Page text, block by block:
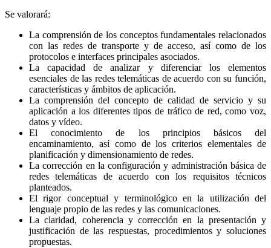
Se valorará:
La comprensión de los conceptos fundamentales relacionados
con las redes de transporte y de acceso, así como de los
protocolos e interfaces principales asociados.
La capacidad de analizar y diferenciar los elementos
esenciales de las redes telemáticas de acuerdo con su función,
características y ámbitos de aplicación.
La comprensión del concepto de calidad de servicio y su
aplicación a los diferentes tipos de tráfico de red, como voz,
datos y vídeo.
El conocimiento de los principios básicos del
encaminamiento, así como de los criterios elementales de
planificación y dimensionamiento de redes.
La corrección en la configuración y administración básica de
redes telemáticas de acuerdo con los requisitos técnicos
planteados.
El rigor conceptual y terminológico en la utilización del
lenguaje propio de las redes y las comunicaciones.
La claridad, coherencia y corrección en la presentación y
justificación de las respuestas, procedimientos y soluciones
propuestas.